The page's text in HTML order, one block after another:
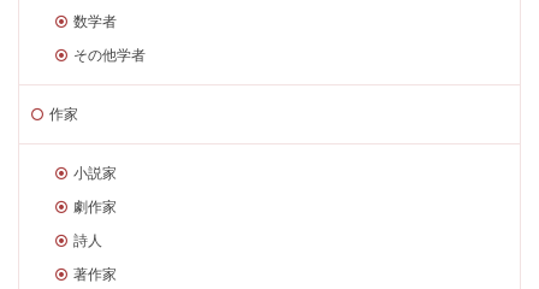
数学者
その他学者
作家
小説家
劇作家
詩人
著作家